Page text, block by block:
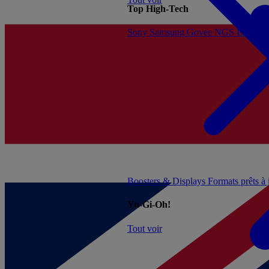
Boosters & Displays Formats prêts
Yu-Gi-Oh!
Tout voir
Top High-Tech
Sony Samsung Govee NGS Energy